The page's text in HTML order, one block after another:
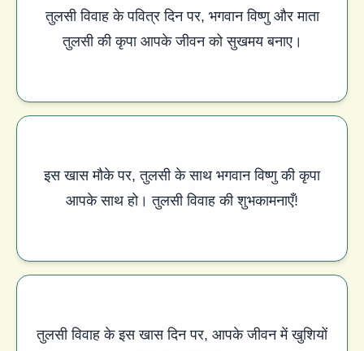
तुलसी विवाह के पवित्र दिन पर, भगवान विष्णु और माता
तुलसी की कृपा आपके जीवन को सुखमय बनाए।
इस खास मौके पर, तुलसी के साथ भगवान विष्णु की कृपा
आपके साथ हो। तुलसी विवाह की शुभकामनाएँ!
तुलसी विवाह के इस खास दिन पर, आपके जीवन में खुशियों